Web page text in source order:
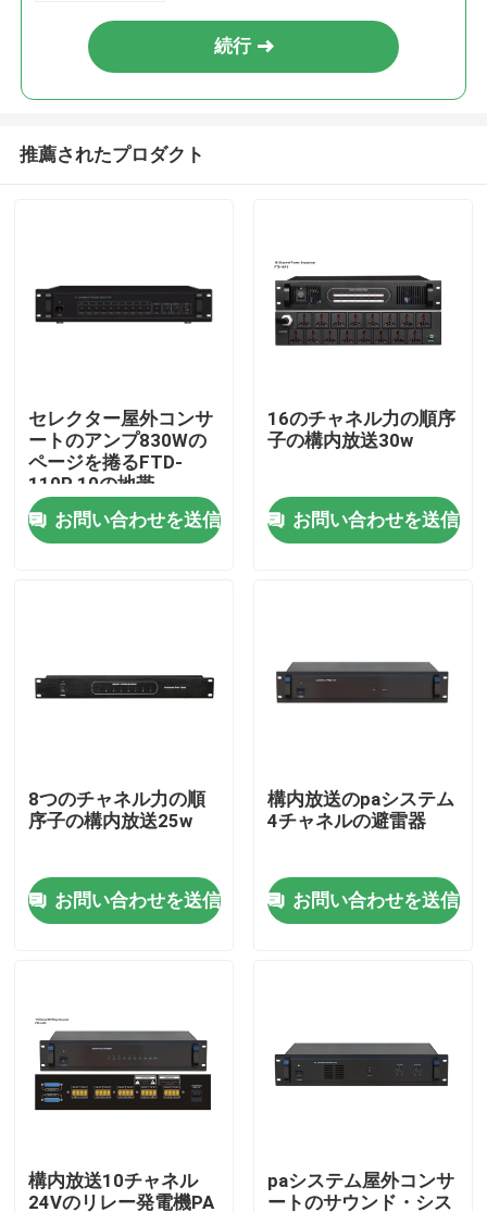
私達について
品質管理
ニュース
PAシステム アンプ
続行
推薦されたプロダクト
セレクター屋外コンサ
ートのアンプ830Wの
ページを捲るFTD-
110P 10の地帯
お問い合わせを送信
16のチャネル力の順序
子の構内放送30w
お問い合わせを送信
8つのチャネル力の順
序子の構内放送25w
お問い合わせを送信
構内放送のpaシステム
4チャネルの避雷器
お問い合わせを送信
構内放送10チャネル
24Vのリレー発電機PA
paシステム屋外コンサ
ートのサウンド・シス